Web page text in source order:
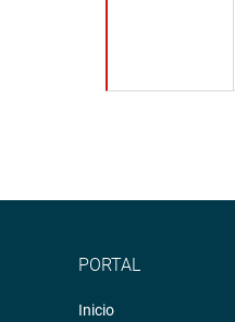
PORTAL
Inicio